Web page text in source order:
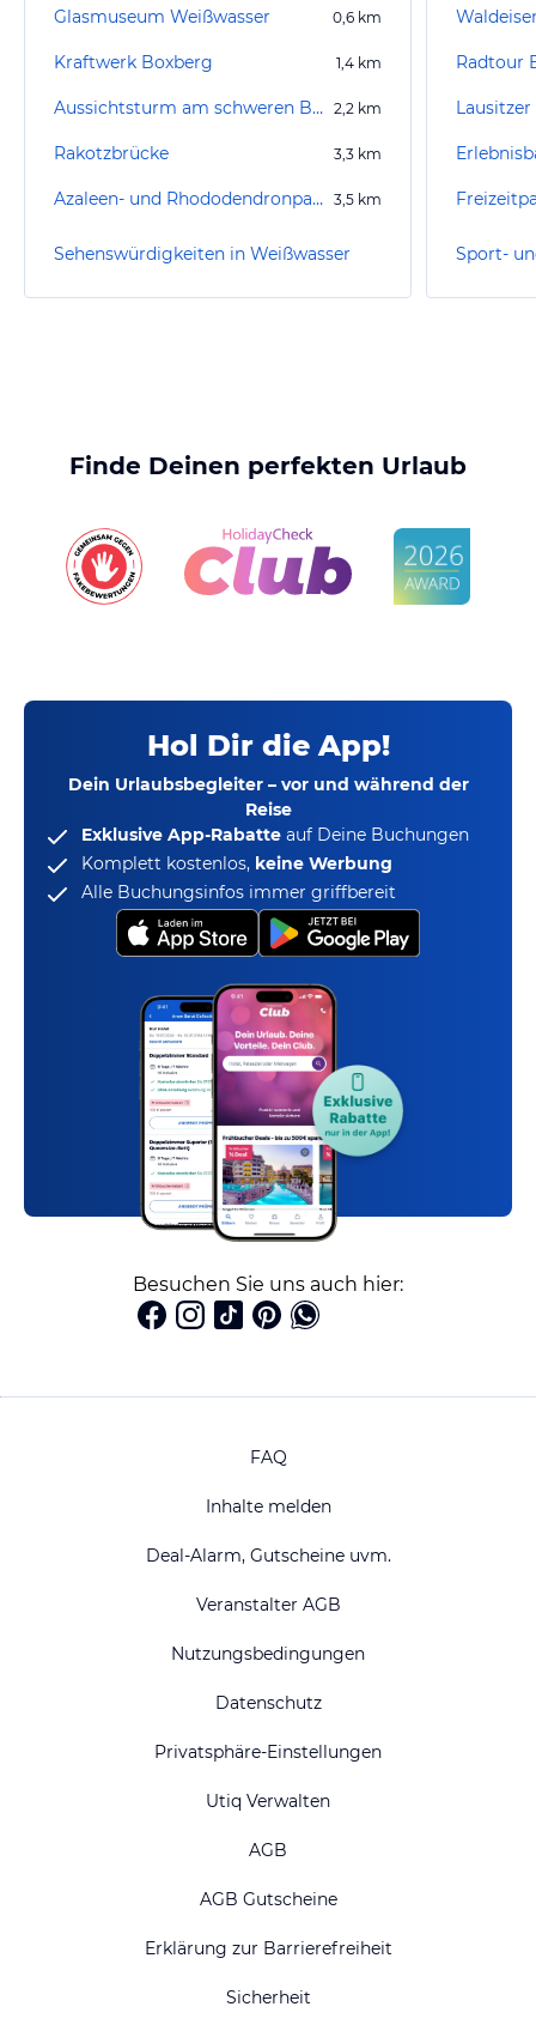
Glasmuseum Weißwasser 0,6 km
Kraftwerk Boxberg 1,4 km
Aussichtsturm am schweren Berg 2,2 km
Rakotzbrücke 3,3 km
Azaleen- und Rhododendronpark Kromlau 3,5 km
Sehenswürdigkeiten in Weißwasser
Radtour
Lausitzer
Finde Deinen perfekten Urlaub
Hol Dir die App!
Dein Urlaubsbegleiter – vor und während der
Reise
Exklusive App-Rabatte auf Deine Buchungen
Komplett kostenlos, keine Werbung
Alle Buchungsinfos immer griffbereit
Besuchen Sie uns auch hier:
FAQ
Inhalte melden
Deal-Alarm, Gutscheine uvm.
Veranstalter AGB
Nutzungsbedingungen
Datenschutz
Privatsphäre-Einstellungen
Utiq Verwalten
AGB
AGB Gutscheine
Erklärung zur Barrierefreiheit
Sicherheit